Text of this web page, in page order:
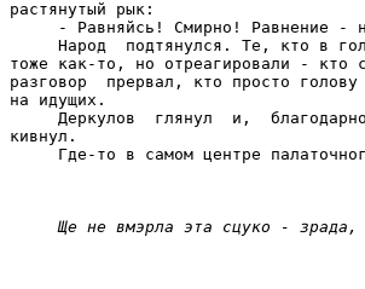
растянутый рык:
- Равняйсь! Смирно! Равнение -
Народ  подтянулся. Те, кто в
тоже как-то, но отреагировали - кто
разговор  прервал, кто просто
на идущих.
Деркулов  глянул  и,
кивнул.
Где-то в самом центре
Ще не вмэрла эта сцуко -